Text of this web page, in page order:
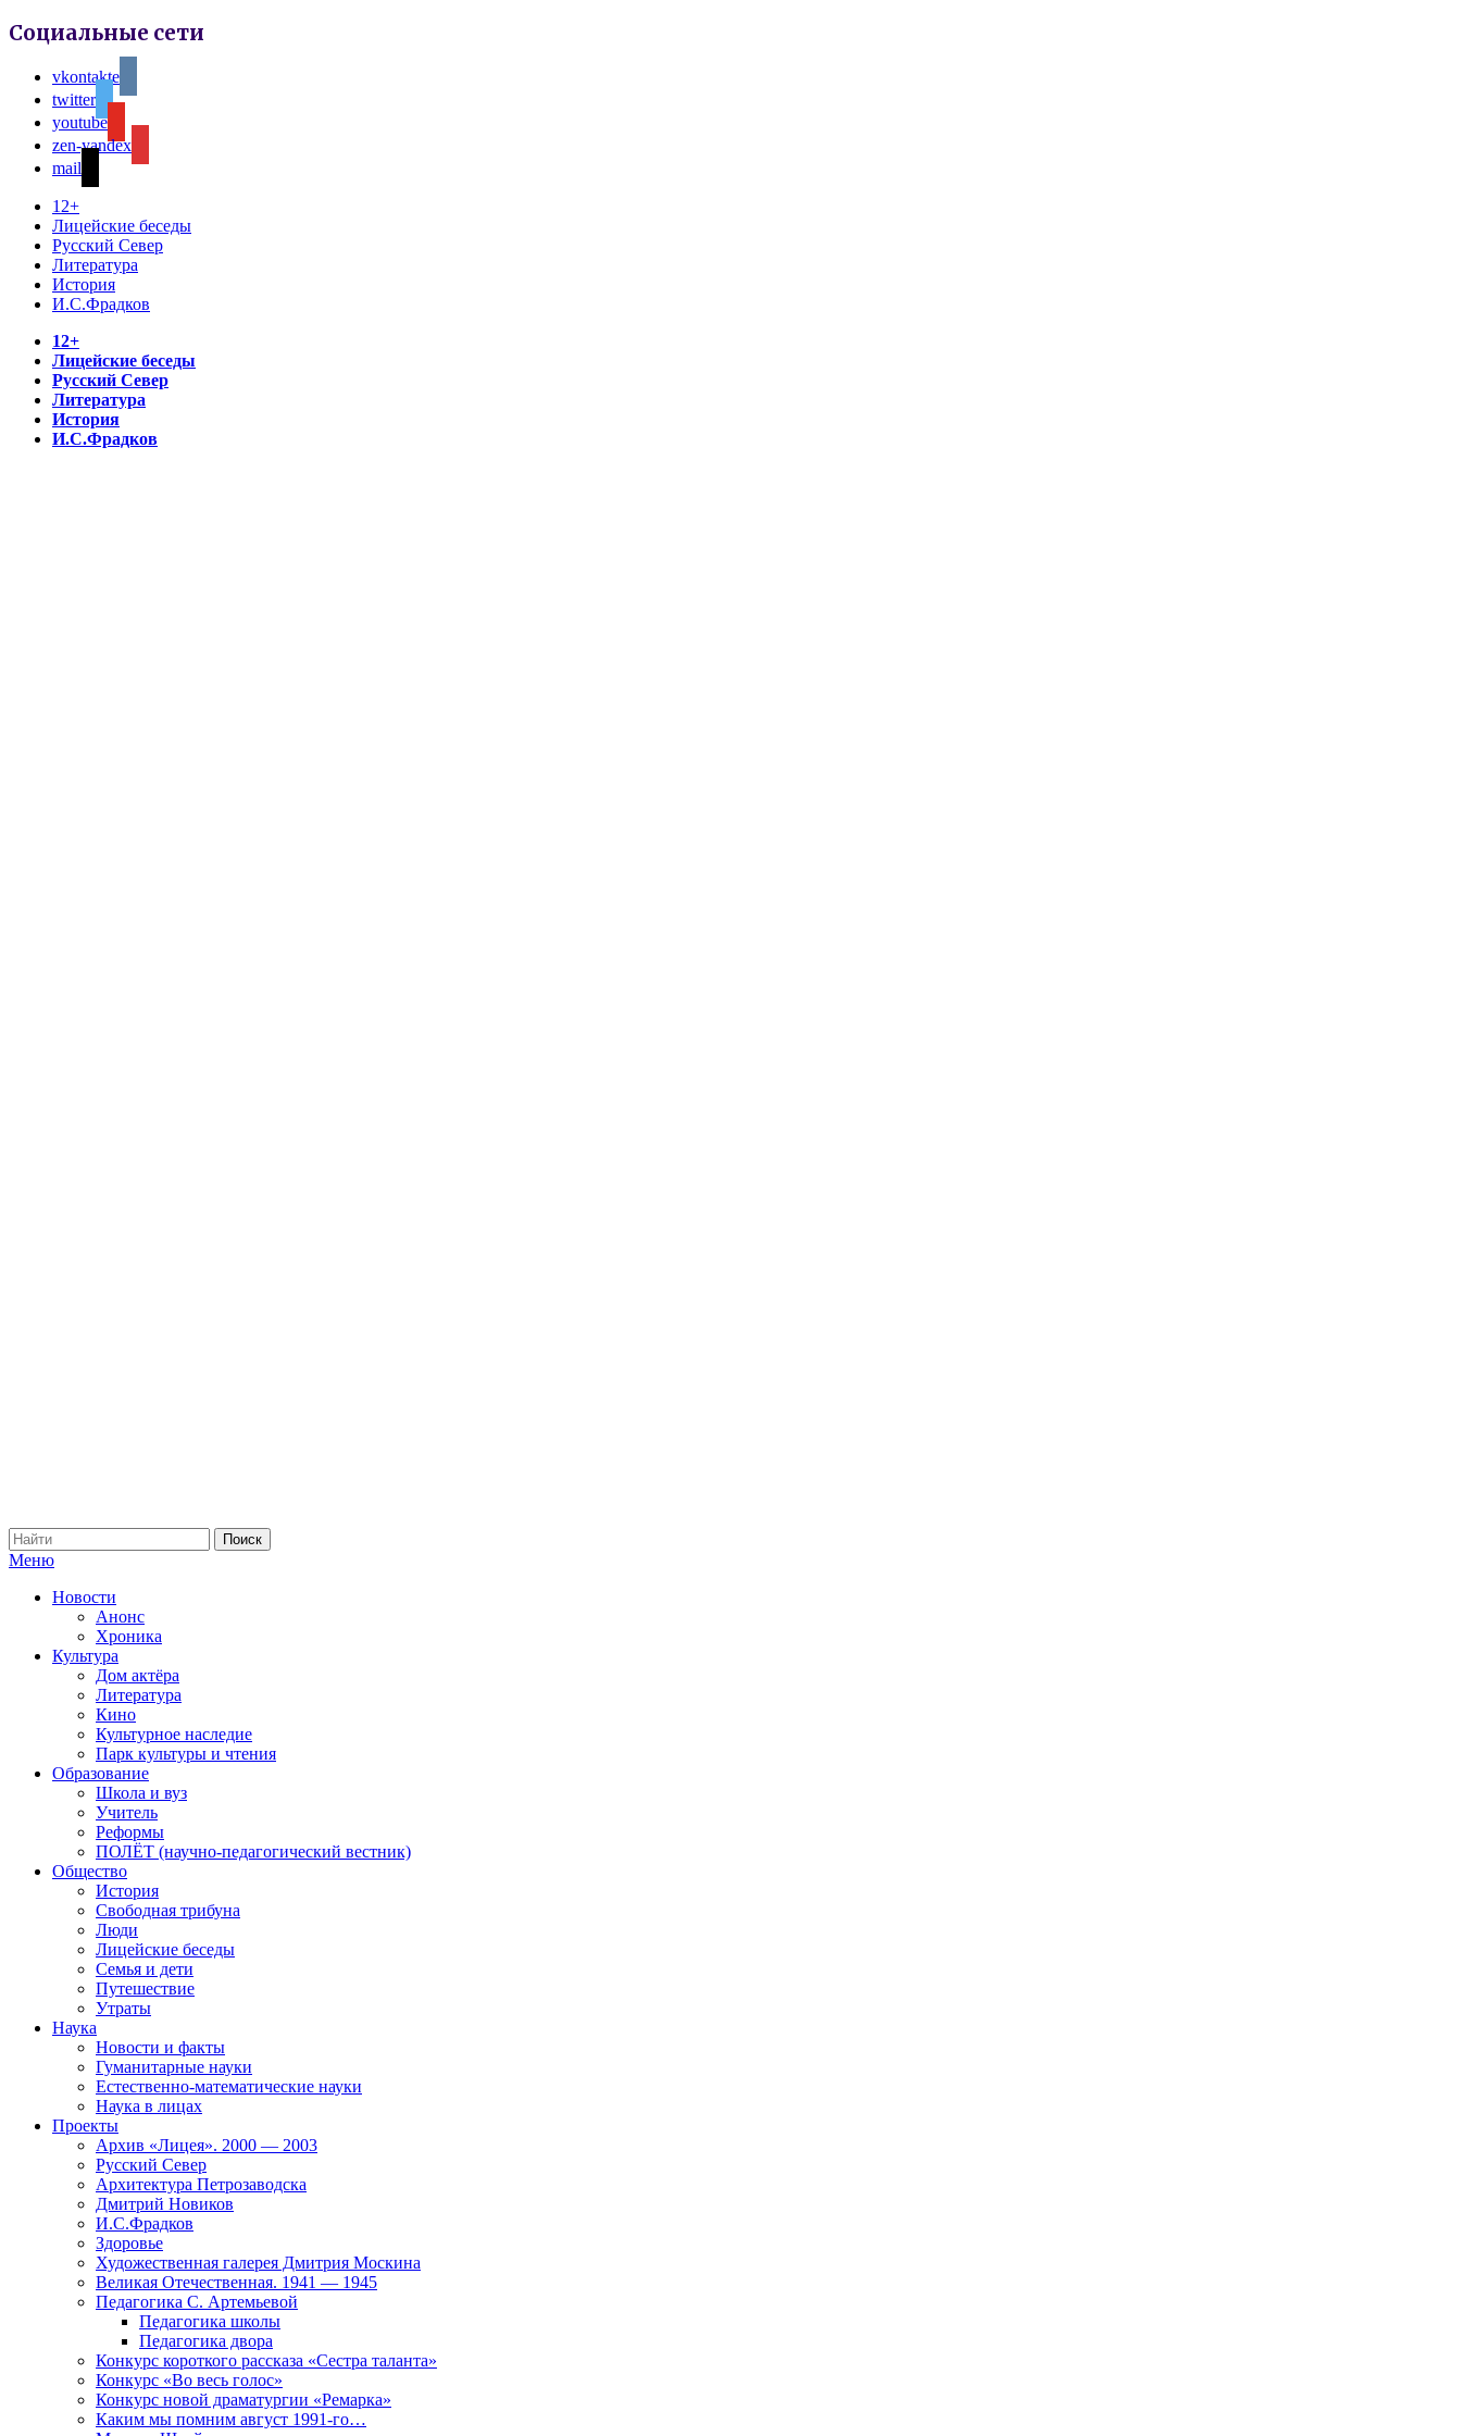
Социальные сети
vkontakte
twitter
youtube
zen-yandex
mail
12+
Лицейские беседы
Русский Север
Литература
История
И.С.Фрадков
12+
Лицейские беседы
Русский Север
Литература
История
И.С.Фрадков
Меню
Новости
Анонс
Хроника
Культура
Дом актёра
Литература
Кино
Культурное наследие
Парк культуры и чтения
Образование
Школа и вуз
Учитель
Реформы
ПОЛЁТ (научно-педагогический вестник)
Общество
История
Свободная трибуна
Люди
Лицейские беседы
Семья и дети
Путешествие
Утраты
Наука
Новости и факты
Гуманитарные науки
Естественно-математические науки
Наука в лицах
Проекты
Архив «Лицея». 2000 — 2003
Русский Север
Архитектура Петрозаводска
Дмитрий Новиков
И.С.Фрадков
Здоровье
Художественная галерея Дмитрия Москина
Великая Отечественная. 1941 — 1945
Педагогика С. Артемьевой
Педагогика школы
Педагогика двора
Конкурс короткого рассказа «Сестра таланта»
Конкурс «Во весь голос»
Конкурс новой драматургии «Ремарка»
Каким мы помним август 1991-го…